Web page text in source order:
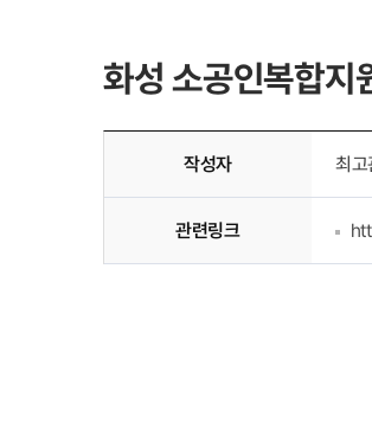
화성 소공인복합
작성자 최고
관련링크